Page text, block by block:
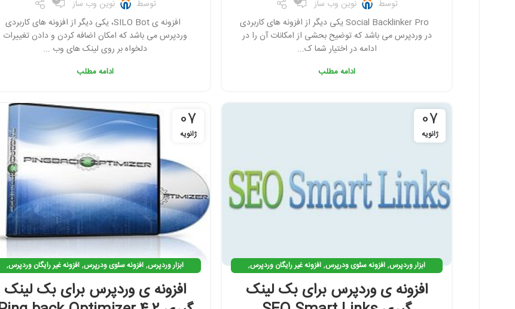
توسط نوین وب ساز
Social Backlinker Pro یکی دیگر از افزونه های کاربردی
در وردپرس می باشد که توضیح بحشی از امکانات آن را در
ادامه در اختیار شما ک...
ادامه مطلب
توسط نوین وب ساز
افزونه ی SILO Bot، یکی دیگر از افزونه های کاربردی
وردپرس می باشد که امکان اضافه کردن و دادن تغییرات
دلخواه بر روی لینک های وب ...
ادامه مطلب
07
ژانویه
ابزار وردپرس, افزونه سئوی ودرپرس, افزونه غیر رایگان وردپرس,
افزونه ی کاربردی وردپرس بک لینک گیری,
بهینه سازی وردپرس ,نرم افزار سئو
افزونه ی وردپرس برای بک لینک
07
ژانویه
ابزار وردپرس, افزونه سئوی ودرپرس, افزونه غیر رایگان وردپرس,
افزونه ی کاربردی وردپرس بک لینک گیری,
بهینه سازی وردپرس ,نرم افزار سئو
افزونه ی وردپرس برای بک لینک